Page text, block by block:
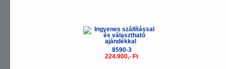
8590-3
224.900,- Ft